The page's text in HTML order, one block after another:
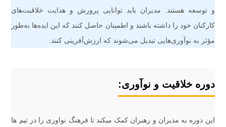
و توسعه هستند. مدیران باید توانایی پرورش و هدایت خلاقیت‌های
کارکنان خود را داشته باشند و اطمینان حاصل کنند که این ایده‌ها به‌طور
مؤثر به نوآوری‌هایی تبدیل می‌شوند که ارزش‌آفرینی کنند.
دوره خلاقیت و نوآوری:
این دوره به مدیران و رهبران کمک میکند تا فرهنگ نواوری را در تیم ها